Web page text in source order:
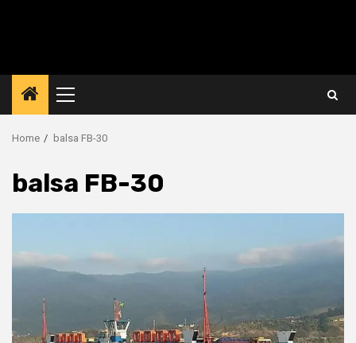
Primary
Menu
Home balsa FB-30
balsa FB-30